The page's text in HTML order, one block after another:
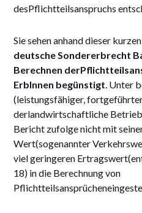
desPflichtteilsanspruchs
Sie sehen anhand dieser
deutsche Sondererbrecht
Berechnen
ErbInnen begünstigt. Unter
(leistungsfähiger,
derlandwirtschaftliche
Bericht zufolge nicht mit
Wert(sogenannter
viel geringeren
18) in die Berechnung von